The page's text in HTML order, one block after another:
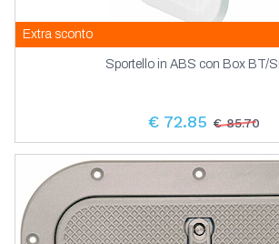
Extra sconto
Sportello in ABS con Box BT/
€ 72.85 € 85.70